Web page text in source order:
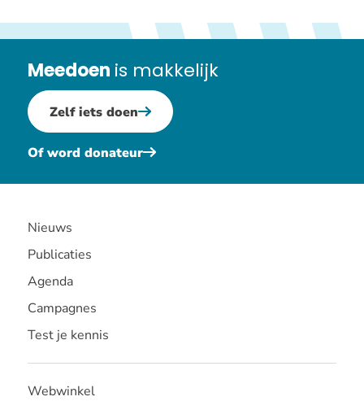
Meedoen is makkelijk
Zelf iets doen
Of word donateur
Nieuws
Publicaties
Agenda
Campagnes
Test je kennis
Webwinkel